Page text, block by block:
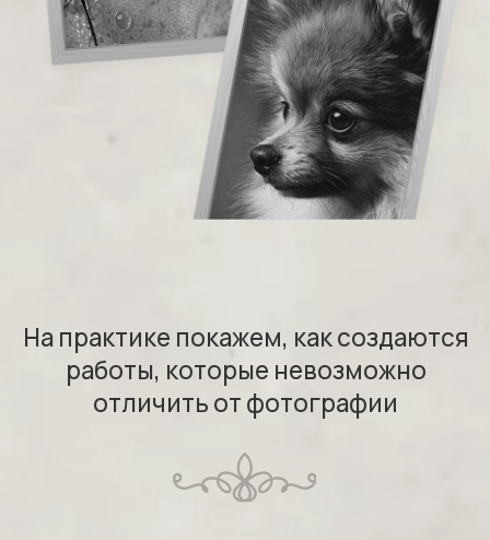
На практике покажем, как создаются
работы, которые невозможно
отличить от фотографии
Даже если нет опыта или вы не
рисовали со школы
БЕСПЛАТНО
00:00
Осталось 12 мест